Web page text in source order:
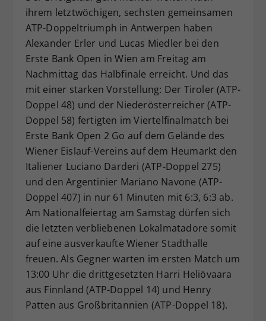
ihrem letztwöchigen, sechsten gemeinsamen
ATP-Doppeltriumph in Antwerpen haben
Alexander Erler und Lucas Miedler bei den
Erste Bank Open in Wien am Freitag am
Nachmittag das Halbfinale erreicht. Und das
mit einer starken Vorstellung: Der Tiroler (ATP-
Doppel 48) und der Niederösterreicher (ATP-
Doppel 58) fertigten im Viertelfinalmatch bei
Erste Bank Open 2 Go auf dem Gelände des
Wiener Eislauf-Vereins auf dem Heumarkt den
Italiener Luciano Darderi (ATP-Doppel 275)
und den Argentinier Mariano Navone (ATP-
Doppel 407) in nur 61 Minuten mit 6:3, 6:3 ab.
Am Nationalfeiertag am Samstag dürfen sich
die letzten verbliebenen Lokalmatadore somit
auf eine ausverkaufte Wiener Stadthalle
freuen. Als Gegner warten im ersten Match um
13:00 Uhr die drittgesetzten Harri Heliövaara
aus Finnland (ATP-Doppel 14) und Henry
Patten aus Großbritannien (ATP-Doppel 18).
Zweck
Dieser Wert speichert Ihre Consent-
Einstellungen. Unter anderem eine
zufällig generierte ID, für die
historische Speicherung Ihrer
vorgenommen Einstellungen, falls der
Webseiten-Betreiber dies eingestellt
hat.